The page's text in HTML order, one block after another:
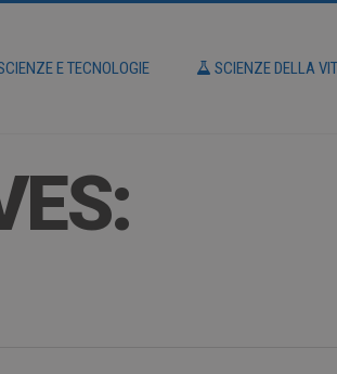
E TECNOLOGIE SCIENZE DELLA